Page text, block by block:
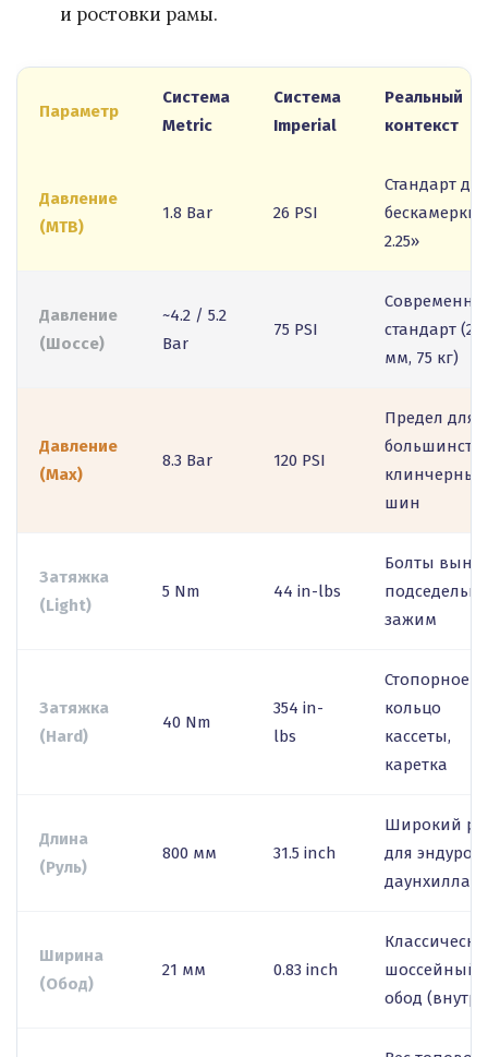
и ростовки рамы.
Параметр
Система
Metric
Система
Imperial
Реальный
контекст
Давление
(MTB)
1.8 Bar 26 PSI
Стандарт для
бескамерки
2.25»
Давление
(Шоссе)
~4.2 / 5.2
Bar
75 PSI
стандарт (28
мм, 75 кг)
Давление
(Max)
8.3 Bar 120 PSI
Предел для
клинчерных
шин
Затяжка
(Light)
5 Nm 44 in-lbs
Болты
зажим
Затяжка
(Hard)
40 Nm
354 in-
lbs
Стопорное
кольцо
кассеты,
каретка
Длина
(Руль)
800 мм 31.5 inch
Широкий
для эндуро/
даунхилла
Ширина
(Обод)
21 мм 0.83 inch
шоссейный
обод (внутр.)